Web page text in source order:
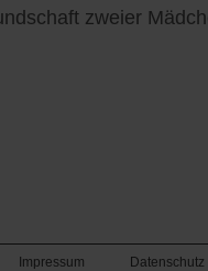
zweier
Impressum Datenschutz